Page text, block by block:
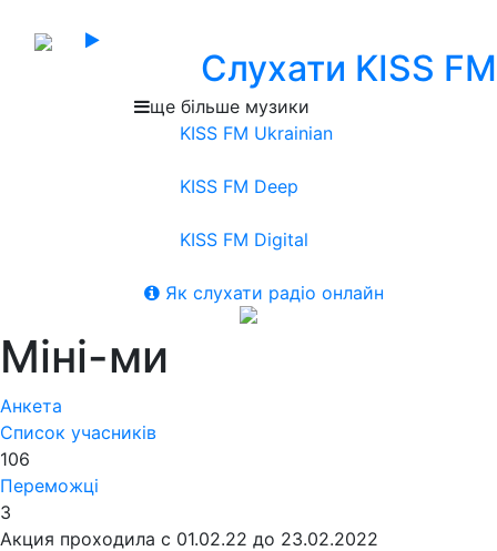
Слухати KISS FM
ще більше музики
KISS FM Ukrainian
KISS FM Deep
KISS FM Digital
Як слухати радіо онлайн
Міні-ми
Анкета
Список учасників
106
Переможці
3
Акция проходила с 01.02.22 до 23.02.2022